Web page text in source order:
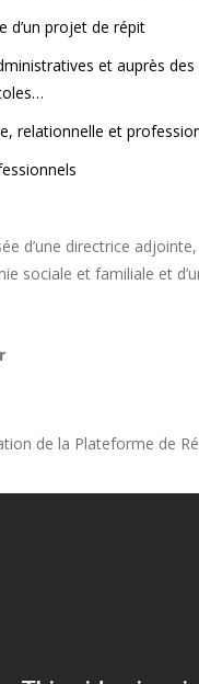
d’un projet de répit
et auprès
relationnelle et
d’une directrice
sociale et familiale et
de la Plateforme de